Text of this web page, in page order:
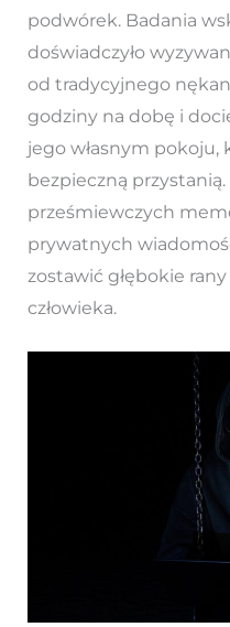
podwórek. Badania
doświadczyło
od tradycyjnego
godziny na dobę i
jego własnym
bezpieczną
prześmiewczych
prywatnych
zostawić głębokie
człowieka.